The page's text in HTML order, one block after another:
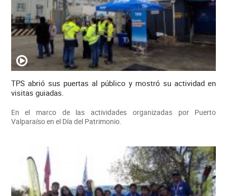
TPS abrió sus puertas al público y mostró su actividad en
visitas guiadas.
En el marco de las actividades organizadas por Puerto
Valparaíso en el Día del Patrimonio.